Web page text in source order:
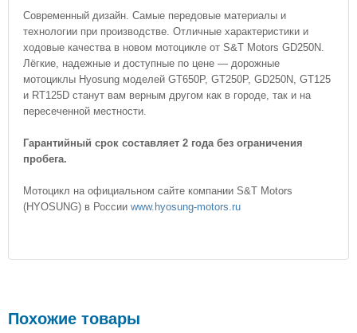
Современный дизайн. Самые передовые материалы и
технологии при производстве. Отличные характеристики и
ходовые качества в новом мотоцикле от S&T Motors GD250N.
Лёгкие, надежные и доступные по цене — дорожные
мотоциклы Hyosung моделей GT650P, GT250P, GD250N, GT125
и RT125D станут вам верным другом как в городе, так и на
пересеченной местности.
Гарантийный срок составляет 2 года без ограничения
пробега.
Мотоцикл на официальном сайте компании S&T Motors
(HYOSUNG) в России www.hyosung-motors.ru
Похожие товары